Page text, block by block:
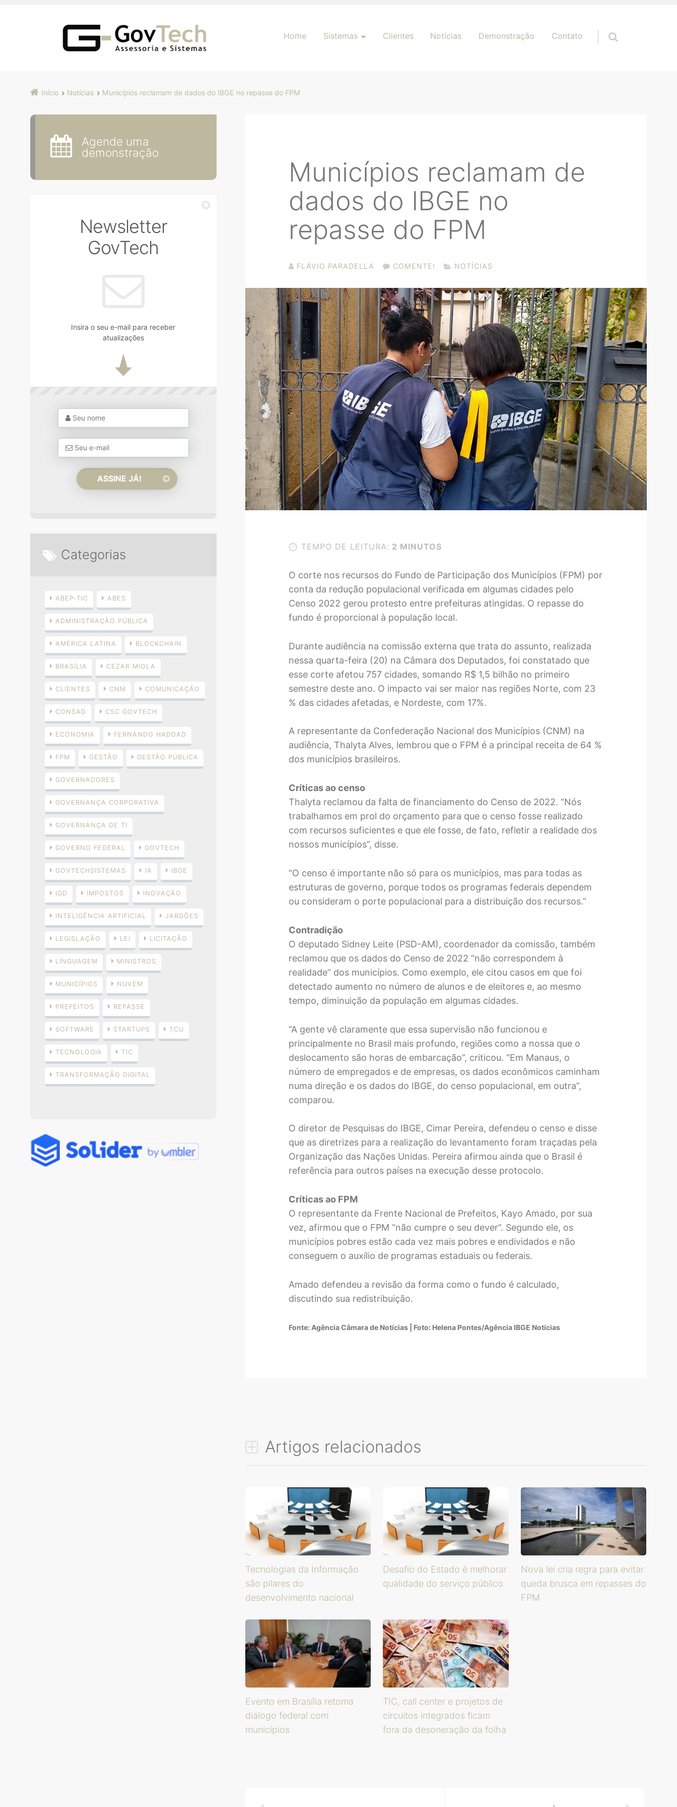
Pular para o conteúdo
Home Sistemas Clientes Notícias Demonstração Contato
Início Notícias Municípios reclamam de dados do IBGE no repasse do FPM
Municípios reclamam de
dados do IBGE no
repasse do FPM
FLÁVIO PARADELLA COMENTE! NOTÍCIAS
TEMPO DE LEITURA: 2 MINUTOS
O corte nos recursos do Fundo de Participação dos Municípios (FPM) por
conta da redução populacional verificada em algumas cidades pelo
Censo 2022 gerou protesto entre prefeituras atingidas. O repasse do
fundo é proporcional à população local.
Durante audiência na comissão externa que trata do assunto, realizada
nessa quarta-feira (20) na Câmara dos Deputados, foi constatado que
esse corte afetou 757 cidades, somando R$ 1,5 bilhão no primeiro
semestre deste ano. O impacto vai ser maior nas regiões Norte, com 23
% das cidades afetadas, e Nordeste, com 17%.
A representante da Confederação Nacional dos Municípios (CNM) na
audiência, Thalyta Alves, lembrou que o FPM é a principal receita de 64 %
dos municípios brasileiros.
Críticas ao censo
Thalyta reclamou da falta de financiamento do Censo de 2022. “Nós
trabalhamos em prol do orçamento para que o censo fosse realizado
com recursos suficientes e que ele fosse, de fato, refletir a realidade dos
nossos municípios”, disse.
“O censo é importante não só para os municípios, mas para todas as
estruturas de governo, porque todos os programas federais dependem
ou consideram o porte populacional para a distribuição dos recursos.”
Contradição
O deputado Sidney Leite (PSD-AM), coordenador da comissão, também
reclamou que os dados do Censo de 2022 “não correspondem à
realidade” dos municípios. Como exemplo, ele citou casos em que foi
detectado aumento no número de alunos e de eleitores e, ao mesmo
tempo, diminuição da população em algumas cidades.
“A gente vê claramente que essa supervisão não funcionou e
principalmente no Brasil mais profundo, regiões como a nossa que o
deslocamento são horas de embarcação”, criticou. “Em Manaus, o
número de empregados e de empresas, os dados econômicos caminham
numa direção e os dados do IBGE, do censo populacional, em outra”,
comparou.
O diretor de Pesquisas do IBGE, Cimar Pereira, defendeu o censo e disse
que as diretrizes para a realização do levantamento foram traçadas pela
Organização das Nações Unidas. Pereira afirmou ainda que o Brasil é
referência para outros países na execução desse protocolo.
Críticas ao FPM
O representante da Frente Nacional de Prefeitos, Kayo Amado, por sua
vez, afirmou que o FPM “não cumpre o seu dever”. Segundo ele, os
municípios pobres estão cada vez mais pobres e endividados e não
conseguem o auxílio de programas estaduais ou federais.
Amado defendeu a revisão da forma como o fundo é calculado,
discutindo sua redistribuição.
Fonte: Agência Câmara de Notícias | Foto: Helena Pontes/Agência IBGE Notícias
Artigos relacionados
Tecnologias da Informação
são pilares do
desenvolvimento nacional
Desafio do Estado é melhorar
qualidade do serviço público
Nova lei cria regra para evitar
queda brusca em repasses do
FPM
Evento em Brasília retoma
diálogo federal com
municípios
TIC, call center e projetos de
circuitos integrados ficam
fora da desoneração da folha
Agende uma
demonstração
Newsletter
GovTech
Insira o seu e-mail para receber
atualizações
Categorias
ABEP-TIC ABES
ADMINISTRAÇÃO PÚBLICA
AMÉRICA LATINA BLOCKCHAIN
BRASÍLIA CEZAR MIOLA
CLIENTES CNM COMUNICAÇÃO
CONSAD CSC GOVTECH
ECONOMIA FERNANDO HADDAD
FPM GESTÃO GESTÃO PÚBLICA
GOVERNADORES
GOVERNANÇA CORPORATIVA
GOVERNANÇA DE TI
GOVERNO FEDERAL GOVTECH
GOVTECHSISTEMAS IA IBGE
IGD IMPOSTOS INOVAÇÃO
INTELIGÊNCIA ARTIFICIAL JARGÕES
LEGISLAÇÃO LEI LICITAÇÃO
LINGUAGEM MINISTROS
MUNICÍPIOS NUVEM
PREFEITOS REPASSE
SOFTWARE STARTUPS TCU
TECNOLOGIA TIC
TRANSFORMAÇÃO DIGITAL